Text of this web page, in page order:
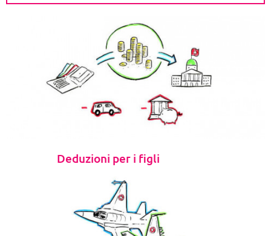
Deduzioni per i figli